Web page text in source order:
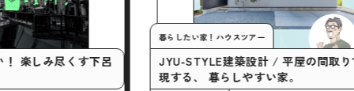
下呂
暮らしたい家！ハウスツアー
JYU-STYLE建築設計 / 平屋の間取りで実
現する、 暮らしやすい家。